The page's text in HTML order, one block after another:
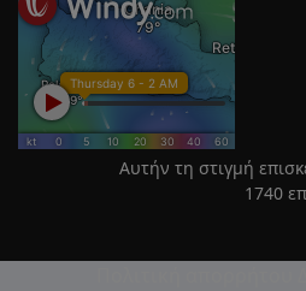
Αυτήν τη στιγμή
1740